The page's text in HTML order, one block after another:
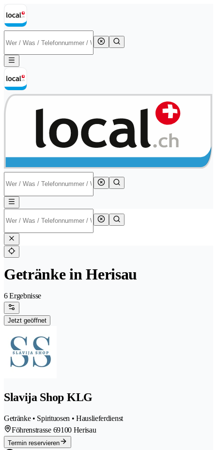
Getränke in Herisau
6 Ergebnisse
Jetzt geöffnet
Slavija Shop KLG
Getränke • Spirituosen • Hauslieferdienst
Föhrenstrasse 69100 Herisau
Termin reservieren